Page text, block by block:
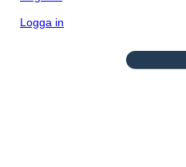
Logga in
Panda
Paper